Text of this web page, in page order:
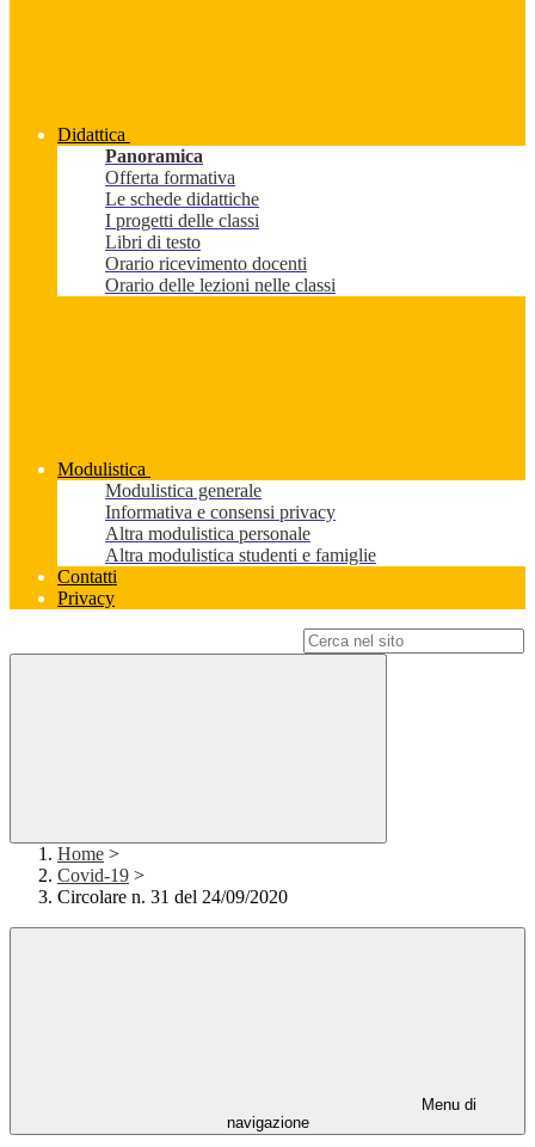
Didattica
Panoramica
Offerta formativa
Le schede didattiche
I progetti delle classi
Libri di testo
Orario ricevimento docenti
Orario delle lezioni nelle classi
Modulistica
Modulistica generale
Informativa e consensi privacy
Altra modulistica personale
Altra modulistica studenti e famiglie
Contatti
Privacy
Home >
Covid-19 >
Circolare n. 31 del 24/09/2020
Menu di
navigazione